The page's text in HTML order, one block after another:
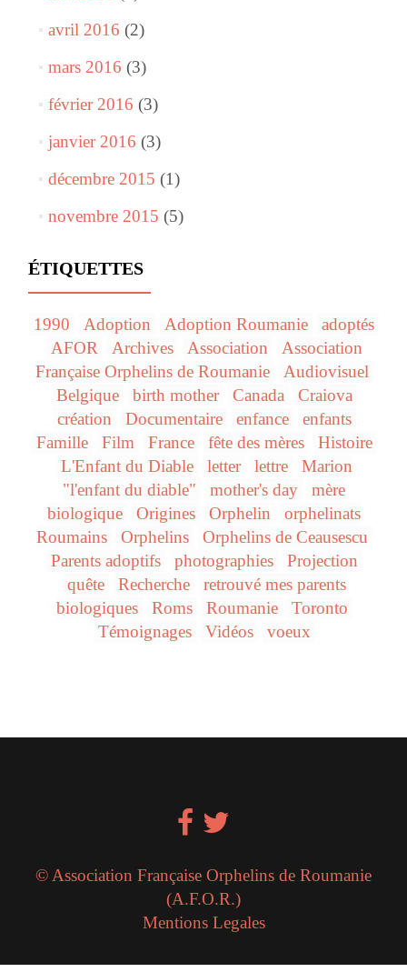
avril 2016 (2)
mars 2016 (3)
février 2016 (3)
janvier 2016 (3)
décembre 2015 (1)
novembre 2015 (5)
ÉTIQUETTES
1990 Adoption Adoption Roumanie
adoptés
AFOR
Archives Association
Association
Française Orphelins de Roumanie
Audiovisuel
Belgique
birth mother Canada
Craiova
création
Documentaire enfance
enfants
Famille
Film France fête des mères
Histoire
L'Enfant du Diable
letter lettre
Marion
"l'enfant du diable"
mother's day
mère
biologique
Origines Orphelin
orphelinats
Roumains
Orphelins
Orphelins de Ceausescu
Parents adoptifs
photographies
Projection
quête
Recherche
retrouvé mes parents
biologiques
Roms Roumanie
Toronto
Témoignages
Vidéos voeux
© Association Française Orphelins de Roumanie
(A.F.O.R.)
Mentions Legales